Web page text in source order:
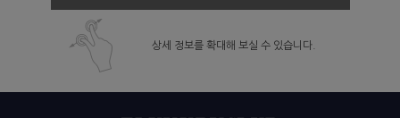
상세 정보를 확대해 보실 수 있습니다.